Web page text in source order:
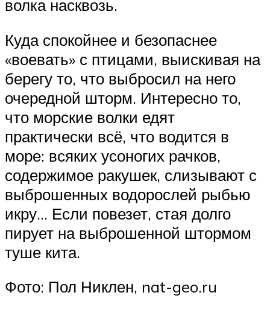
волка насквозь.
Куда спокойнее и безопаснее
«воевать» с птицами, выискивая на
берегу то, что выбросил на него
очередной шторм. Интересно то,
что морские волки едят
практически всё, что водится в
море: всяких усоногих рачков,
содержимое ракушек, слизывают с
выброшенных водорослей рыбью
икру… Если повезет, стая долго
пирует на выброшенной штормом
туше кита.
Фото: Пол Никлен, nat-geo.ru